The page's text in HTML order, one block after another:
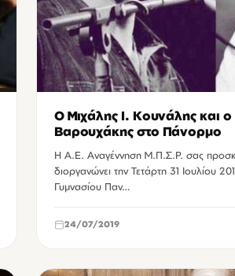
Ο Μιχάλης Ι. Κουνάλης και ο
Βαρουχάκης στο Πάνορμο
Η Α.Ε. Αναγέννηση Μ.Π.Σ.Ρ. σας
διοργανώνει την Τετάρτη 31 Ιουλίου
Γυμνασίου Παν…
24/07/2019